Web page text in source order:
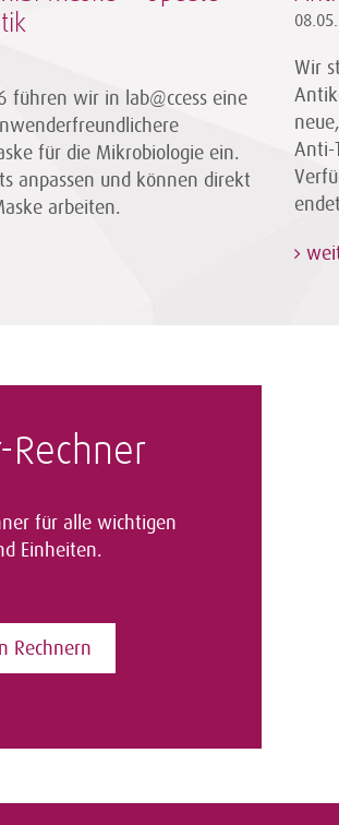
führen wir in lab@ccess eine
für die Mikrobiologie ein.
anpassen und können direkt
arbeiten.
Wir
Anti-
Rechner
für alle wichtigen
Einheiten.
Rechnern